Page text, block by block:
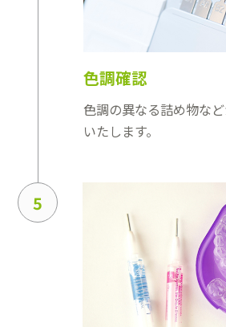
色調確認
色調の異なる詰め物な
いたします。
5